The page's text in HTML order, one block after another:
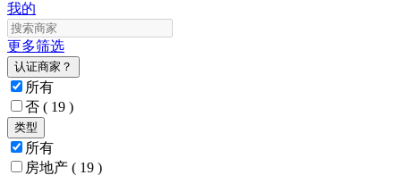
我的
更多筛选
认证商家？
所有
否 ( 19 )
类型
所有
房地产 ( 19 )